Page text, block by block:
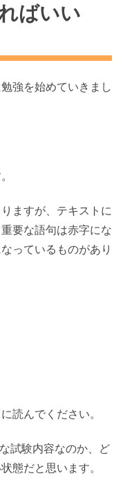
ばいい
強を始めていきまし
ますが、テキストに
要な語句は赤字にな
っているものがあり
読んでください。
試験内容なのか、ど
態だと思います。